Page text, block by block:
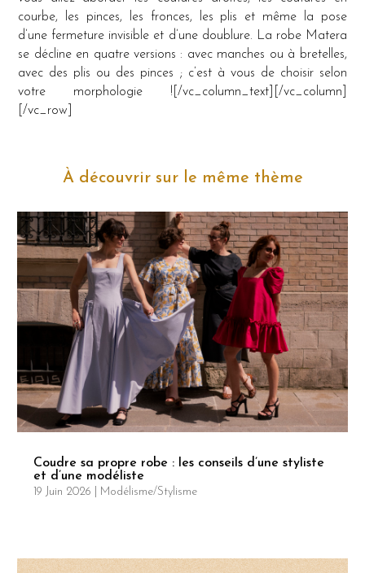
courbe, les pinces, les fronces, les plis et même la pose
d’une fermeture invisible et d’une doublure. La robe Matera
se décline en quatre versions : avec manches ou à bretelles,
avec des plis ou des pinces ; c’est à vous de choisir selon
votre morphologie ![/vc_column_text][/vc_column]
[/vc_row]
À découvrir sur le même thème
Coudre sa propre robe : les conseils d’une styliste
et d’une modéliste
19 Juin 2026 Modélisme/Stylisme